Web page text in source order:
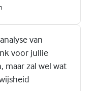
van
voor jullie
maar zal wel wat